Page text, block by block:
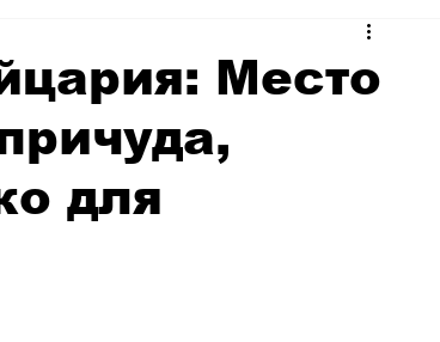
Стиль Стильный четверг
Место
для